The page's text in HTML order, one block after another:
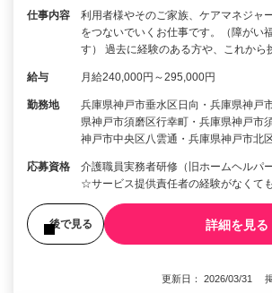
仕事内容
利用者様やそのご家族、ケアマネジャ
をつないでいくお仕事です。（障がい
す） 過去に経験のある方や、これから
給与 月給240,000円～295,000円
勤務地
兵庫県神戸市垂水区日向・兵庫県神戸
県神戸市須磨区行幸町・兵庫県神戸市
神戸市中央区八雲通・兵庫県神戸市北
応募資格
介護職員実務者研修（旧ホームヘルパ
☆サービス提供責任者の経験がなくて
後で見る 詳細を見る
更新日： 2026/03/31